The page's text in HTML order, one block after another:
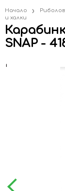
Начало
и халки
SNAP -